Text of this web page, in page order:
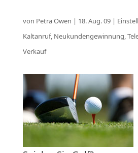
von Petra Owen | 18. Aug. 09|
Kaltanruf, Neukundengewinnung,
Verkauf